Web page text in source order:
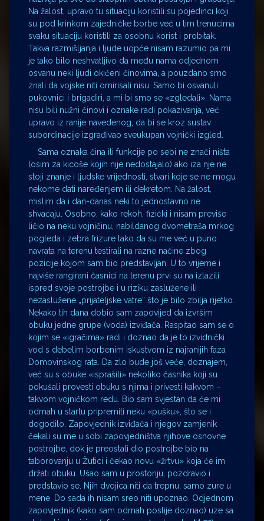
Na žalost, upravo tu situaciju koristili su pojedinci koji
su pod krinkom zajedničke borbe već u tim trenucima
svaku situaciju koristili za osobnu korist i probitak.
Takva razmišljanja i ljude uopće nisam razumio pa mi
je tako bilo neshvatljivo da među nama odjednom
osvanu neki ljudi okićeni činovima, a pouzdano smo
znali da vojske niti omirisali nisu. Samo bi osvanuli
pukovnici i brigadiri, a mi bi smo se «zgledali». Nama
nisu bili nužni činovi i oznake radi pokazivanja, već
upravo iz ranije navedenog, da bi se kroz sustav
subordinacije izgrađivao sveukupan vojnički izgled.
Sama oznaka čina ili funkcije po sebi ne znači ništa
(osim za kicoše kojih nije nedostajalo) ako iza nje ne
stoji znanje i ljudske vrijednosti, stvari koje se ne mogu
nekome dati naređenjem ili dekretom. Na žalost,
mislim da i dan-danas neki to jednostavno ne
shvaćaju. Osobno, kako rekoh, fizički i nisam previše
ličio na neku vojničinu, nabildanog dvometraša mrkog
pogleda i zebra frizure tako da su me već u puno
navrata na terenu testirali na razne načine zbog
pozicije kojom sam bio predstavljan. U to vrijeme i
najviše rangirani časnici na terenu prvi su na izlazili
ispred svoje postrojbe i u riziku zaslužene ili
nezaslužene „prijateljske vatre“ što je bilo zbilja rijetko.
Nekako tih dana dobio sam zapovijed da izvršim
obuku jedne grupe (voda) izviđača. Raspitao sam se o
kojim se «igračima» radi i doznao da je to izvidnički
vod s debelim borbenim iskustvom iz najranijih faza
Domovinskog rata. Da zlo bude još veće, doznajem,
već su s obuke «isprašili» nekoliko časnika koji su
pokušali provesti obuku s njima i privesti kakvom –
takvom vojničkom redu. Bio sam svjestan da će mi
odmah u startu pripremiti neku «pušku», što se i
dogodilo. Zapovjednik izviđača i njegov zamjenik
čekali su me u sobi zapovjedništva njihove osnovne
postrojbe, dok je preostali dio postrojbe bio na
taborovanju u Žutici i čekao novu «žrtvu» koja će im
držati obuku. Ušao sam u prostoriju, pozdravio i
predstavio se. Njih dvojica niti da trepnu, samo zure u
mene. Do sada ih nisam sreo niti upoznao. Odjednom
zapovjednik (kako sam odmah poslije doznao) uze sa